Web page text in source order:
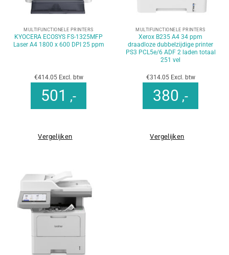
MULTIFUNCTIONELE PRINTERS
KYOCERA ECOSYS FS-1325MFP
Laser A4 1800 x 600 DPI 25 ppm
€414.05 Excl. btw
501 ,-
Vergelijken
MULTIFUNCTIONELE PRINTERS
Xerox B235 A4 34 ppm
draadloze dubbelzijdige printer
PS3 PCL5e/6 ADF 2 laden totaal
251 vel
€314.05 Excl. btw
380 ,-
Vergelijken